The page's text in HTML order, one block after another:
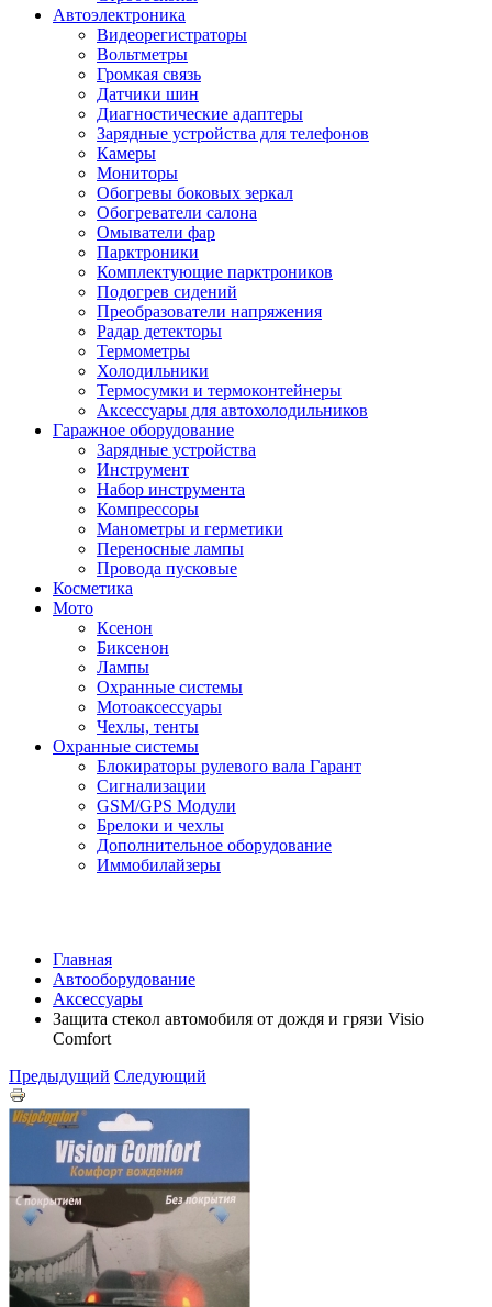
Автоэлектроника
Видеорегистраторы
Вольтметры
Громкая связь
Датчики шин
Диагностические адаптеры
Зарядные устройства для телефонов
Камеры
Мониторы
Обогревы боковых зеркал
Обогреватели салона
Омыватели фар
Парктроники
Комплектующие парктроников
Подогрев сидений
Преобразователи напряжения
Радар детекторы
Термометры
Холодильники
Термосумки и термоконтейнеры
Аксессуары для автохолодильников
Гаражное оборудование
Зарядные устройства
Инструмент
Набор инструмента
Компрессоры
Манометры и герметики
Переносные лампы
Провода пусковые
Косметика
Мото
Ксенон
Биксенон
Лампы
Охранные системы
Мотоаксессуары
Чехлы, тенты
Охранные системы
Блокираторы рулевого вала Гарант
Сигнализации
GSM/GPS Модули
Брелоки и чехлы
Дополнительное оборудование
Иммобилайзеры
Главная
Автооборудование
Аксессуары
Защита стекол автомобиля от дождя и грязи Visio
Comfort
Предыдущий Следующий